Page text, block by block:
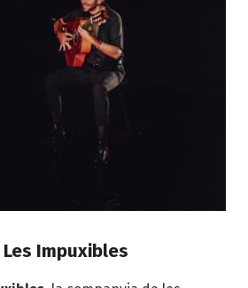
Impuxibles